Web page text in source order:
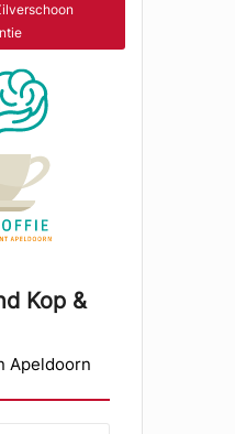
Kop &
Apeldoorn